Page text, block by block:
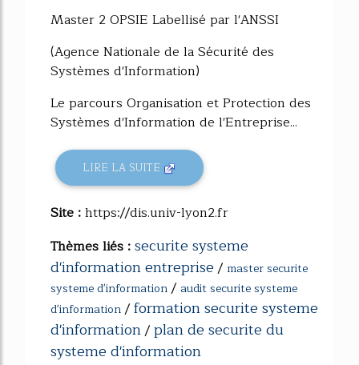
Master 2 OPSIE Labellisé par l'ANSSI
(Agence Nationale de la Sécurité des
Systèmes d'Information)
Le parcours Organisation et Protection des
Systèmes d'Information de l'Entreprise...
LIRE LA SUITE
Site :https://dis.univ-lyon2.fr
Thèmes liés :securite systeme
d'information entreprise/ master securite
systeme d'information/ audit securite systeme
d'information/formation securite systeme
d'information/plan de securite du
systeme d'information